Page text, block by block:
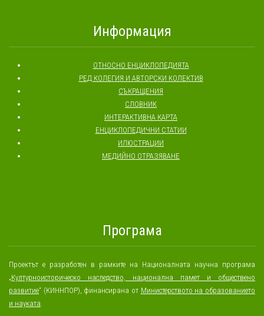
Информация
ОТНОСНО ЕНЦИКЛОПЕДИЯТА
РЕД КОЛЕГИЯ И АВТОРСКИ КОЛЕКТИВ
СЪКРАЩЕНИЯ
СЛОВНИК
ИНТЕРАКТИВНА КАРТА
ЕНЦИКЛОПЕДИЧНИ СТАТИИ
ИЛЮСТРАЦИИ
МЕДИЙНО ОТРАЗЯВАНЕ
Програма
Проектът е разработен в рамките на Националната научна програма
„Културноисторическо наследство, национална памет и обществено
развитие“ (КИННПОР), финансирана от Министерството на образованието
и науката.